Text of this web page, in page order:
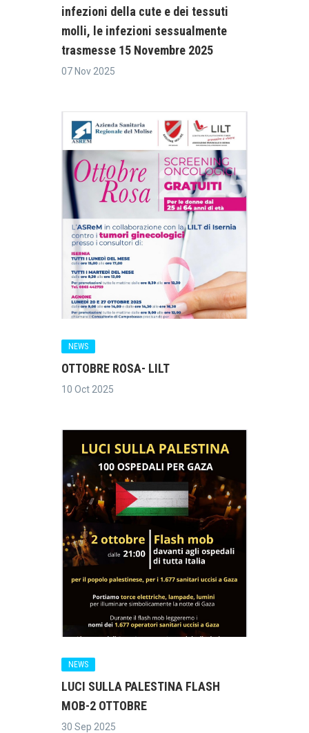
infezioni della cute e dei tessuti
molli, le infezioni sessualmente
trasmesse 15 Novembre 2025
07 Nov 2025
NEWS
OTTOBRE ROSA- LILT
10 Oct 2025
NEWS
LUCI SULLA PALESTINA FLASH
MOB-2 OTTOBRE
30 Sep 2025